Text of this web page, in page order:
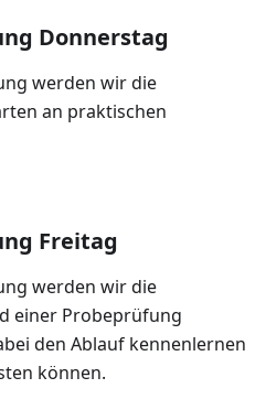
Donnerstag
werden wir die
an praktischen
Freitag
werden wir die
einer Probeprüfung
den Ablauf kennenlernen
können.